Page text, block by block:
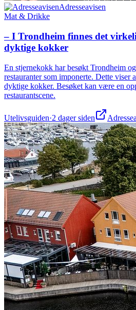
Adresseavisen
Mat & Drikke
– I Trondheim finnes det
dyktige kokker
En stjernekokk har besøkt Trondheim
restauranter som imponerte. Dette viser
dyktige kokker. Besøket kan være en
restaurantscene.
Utelivsguiden·2 dager siden